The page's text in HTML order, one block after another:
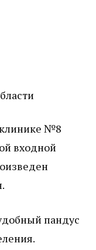
№8
входной
пандус